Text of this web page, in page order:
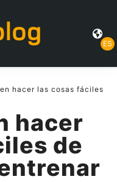
ES
hacer las cosas fáciles
hacer
de